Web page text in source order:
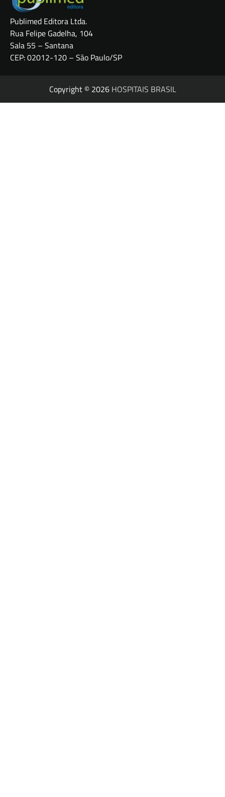
Publimed Editora Ltda.
Rua Felipe Gadelha, 104
Sala 55 – Santana
CEP: 02012-120 – São Paulo/SP
Copyright © 2026 HOSPITAIS BRASIL